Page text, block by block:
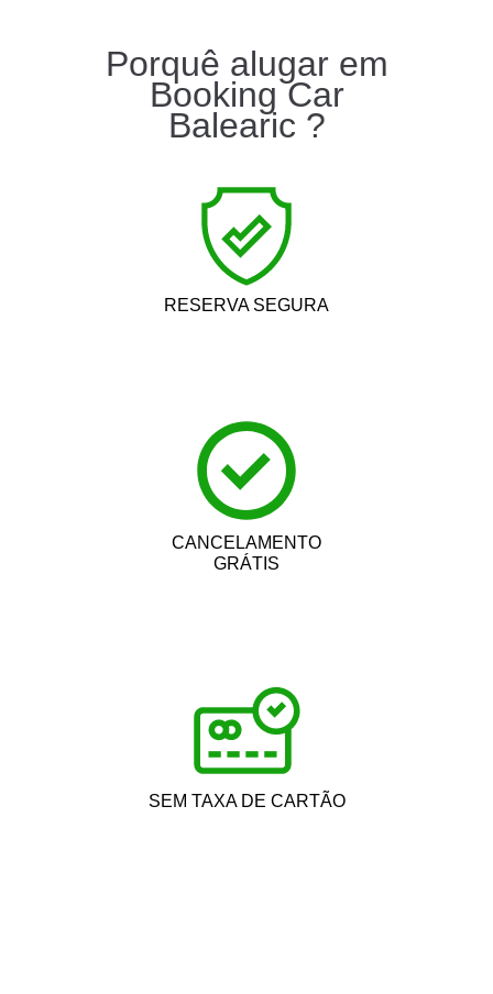
Porquê alugar em
Booking Car
Balearic ?
RESERVA SEGURA
CANCELAMENTO
GRÁTIS
SEM TAXA DE CARTÃO